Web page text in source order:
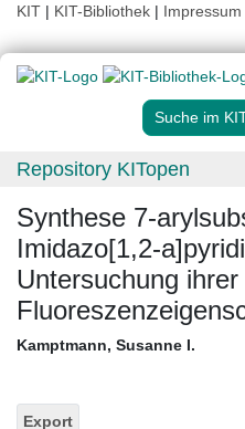
KIT | KIT-Bibliothek | Impressum
Suche im
Repository KITopen
Synthese 7-
Imidazo[1,2-
Untersuchung ihrer
Kamptmann, Susanne I.
Export